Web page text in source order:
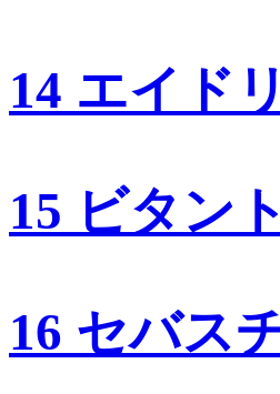
14 エイド
15 ビタン
16 セバス